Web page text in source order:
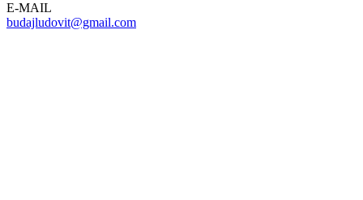
E-MAIL
budajludovit@gmail.com